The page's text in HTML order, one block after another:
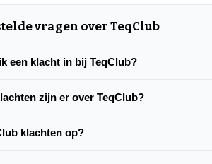
vragen over TeqClub
een klacht in bij TeqClub?
zijn er over TeqClub?
klachten op?